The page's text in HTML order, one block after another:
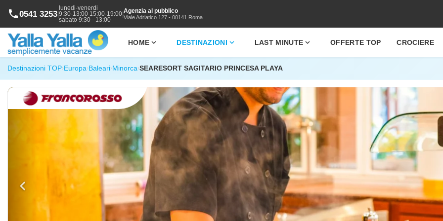
phone0541 3253|
lunedi-venerdi
9:30-13:00 15:00-19:00
sabato 9:30 - 13:00
|Agenzia al pubblico
Viale Adriatico 127 - 00141 Roma
HOME expand_more DESTINAZIONI expand_more LAST MINUTE expand_more OFFERTE TOP CROCIERE
Destinazioni TOP›Europa›Baleari›Minorca›SEARESORT SAGITARIO PRINCESA PLAYA
chevron_left